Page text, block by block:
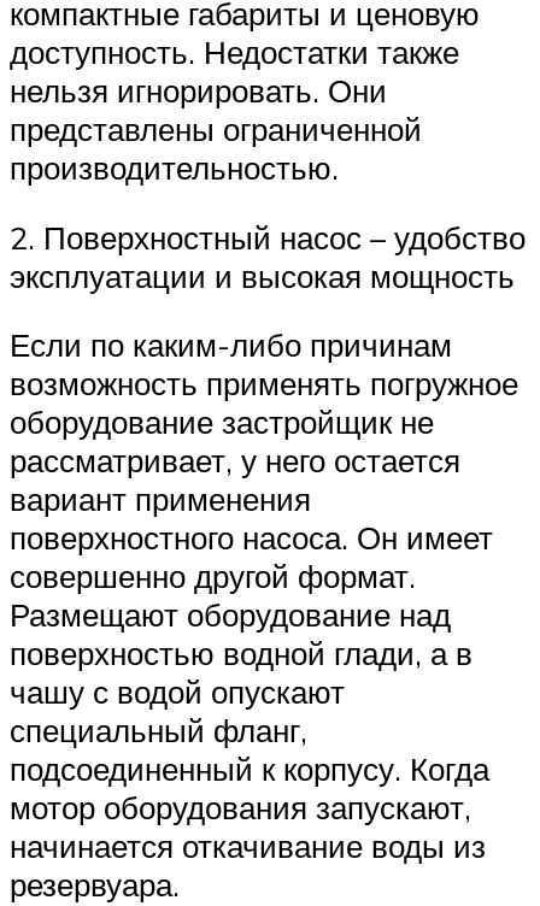
компактные габариты и ценовую
доступность. Недостатки также
нельзя игнорировать. Они
представлены ограниченной
производительностью.
2. Поверхностный насос – удобство
эксплуатации и высокая мощность
Если по каким-либо причинам
возможность применять погружное
оборудование застройщик не
рассматривает, у него остается
вариант применения
поверхностного насоса. Он имеет
совершенно другой формат.
Размещают оборудование над
поверхностью водной глади, а в
чашу с водой опускают
специальный фланг,
подсоединенный к корпусу. Когда
мотор оборудования запускают,
начинается откачивание воды из
резервуара.